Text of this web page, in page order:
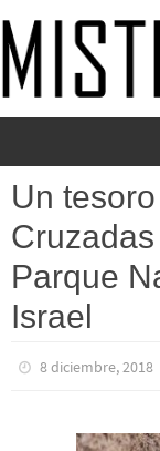
al
contenido
Un
Parque
Israel
8 diciembre, 2018